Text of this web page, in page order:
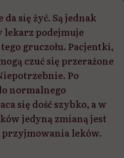
się żyć. Są jednak
lekarz podejmuje
gruczołu. Pacjentki,
czuć się przerażone
Po
normalnego
się dość szybko, a w
jedyną zmianą jest
przyjmowania leków.